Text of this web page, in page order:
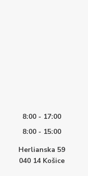
8:00 - 17:00
8:00 - 15:00
Herlianska 59
040 14 Košice